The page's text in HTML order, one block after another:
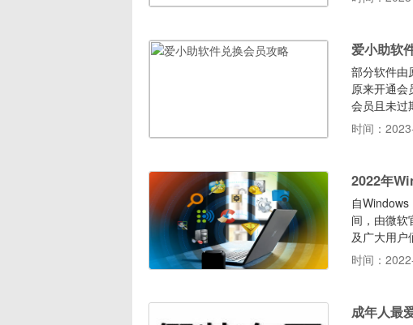
可，聊天
爱小助软
部分软件由
原来开通会
会员且未过
后在登录软
的用户ID
时间：
2022年
自
间，由微软
及广大用户
迎。值得一
它们是一
时间：
成年人最